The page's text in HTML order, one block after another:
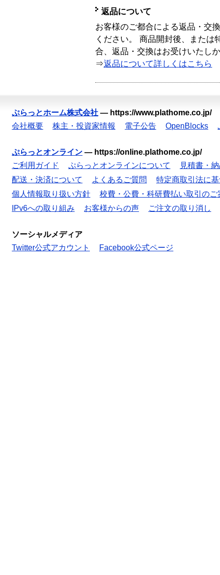
返品について
お客様のご都合による返品・交
ください。 商品開封後、または
合、返品・交換はお受けいたし
⇒返品について詳しくはこちら
ぷらっとホーム株式会社 — https://www.plathome.co.jp/
会社概要
株主・投資家情報 電子公告 OpenBlocks
ぷらっとオンライン — https://online.plathome.co.jp/
ご利用ガイド
ぷらっとオンラインについて
見積書・
配送・決済について
よくあるご質問
特定商取引法に
個人情報取り扱い方針
校費・公費・科研費払い取引のご
IPv6への取り組み
お客様からの声 ご注文の取り消し
ソーシャルメディア
Twitter公式アカウント
Facebook公式ページ